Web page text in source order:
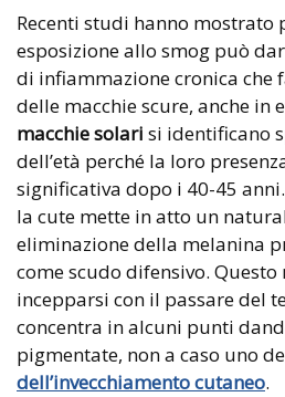
Recenti studi hanno mostrato
esposizione allo smog può
di infiammazione cronica che
delle macchie scure, anche in
macchie solari si identificano
dell’età perché la loro
significativa dopo i 40-45
la cute mette in atto un
eliminazione della melanina
come scudo difensivo.
incepparsi con il passare del
concentra in alcuni punti
pigmentate, non a caso uno
dell’invecchiamento cutaneo.